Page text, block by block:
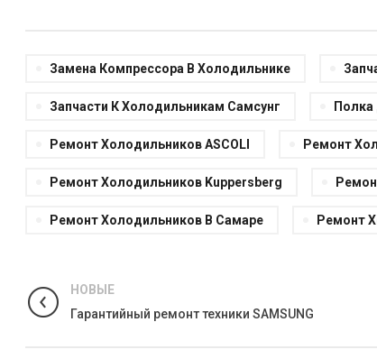
Замена Компрессора В Холодильнике
Запчасти К Холодильникам Самсунг
Ремонт Холодильников ASCOLI Ремонт
Ремонт Холодильников Kuppersberg
Ремонт Холодильников В Самаре Ремонт
НОВЫЕ
Гарантийный ремонт техники SAMSUNG